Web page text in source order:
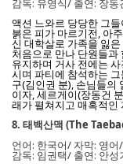
감독: 유영식/ 출연: 장동
액션 느와르 당당한 그
붉은 피가 마르기전, 아
신 대학살로 가족을 잃
처음으로 만나 단원들과
유지하며 거사 전에는
시며 파티에 참석하는 그
구(김인권 분), 손님들의
이자, 세르게이(장동건
래가 펼쳐지고 매혹적인
8. 태백산맥 (The
언어: 한국어/ 자막: 영
감독: 임권택/ 출연: 안성